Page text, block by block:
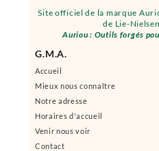
Site officiel de la marque
de Lie-
Auriou : Outils forgés
G.M.A.
Accueil
Mieux nous connaître
Notre adresse
Horaires d'accueil
Venir nous voir
Contact